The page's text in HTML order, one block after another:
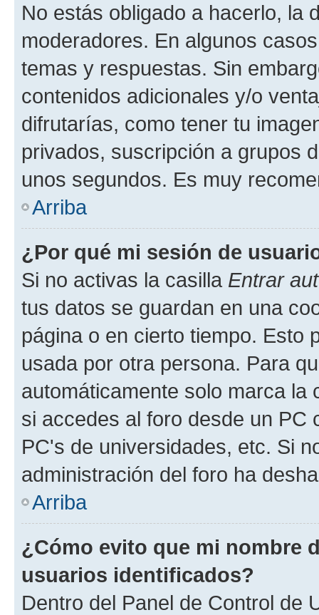
No estás obligado a hacerlo, la
moderadores. En algunos
temas y respuestas. Sin
contenidos adicionales y/o
difrutarías, como tener tu
privados, suscripción a grupos
unos segundos. Es muy
Arriba
¿Por qué mi sesión de
Si no activas la casilla Entrar
tus datos se guardan en una
página o en cierto tiempo. Esto
usada por otra persona. Para
automáticamente solo marca la
si accedes al foro desde un PC
PC's de universidades, etc. Si
administración del foro ha
Arriba
¿Cómo evito que mi nombre
usuarios identificados?
Dentro del Panel de Control de